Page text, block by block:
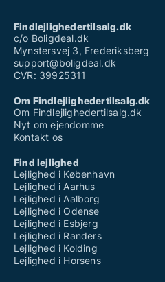
Findlejlighedertilsalg.dk
c/o Boligdeal.dk
Mynstersvej 3, Frederiksberg
support@boligdeal.dk
CVR: 39925311
Om Findlejlighedertilsalg.dk
Om Findlejlighedertilsalg.dk
Nyt om ejendomme
Kontakt os
Find lejlighed
Lejlighed i København
Lejlighed i Aarhus
Lejlighed i Aalborg
Lejlighed i Odense
Lejlighed i Esbjerg
Lejlighed i Randers
Lejlighed i Kolding
Lejlighed i Horsens